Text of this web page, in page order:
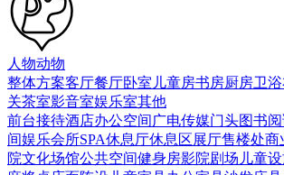
人物动物
整体方案客厅餐厅卧室 儿童房书房厨房卫浴
关茶室影音室娱乐室其他
前台接待酒店办公空间 广电传媒门头图书
间娱乐会所SPA休息厅休息区展厅售楼处商
院文化场馆公共空间健身房影院剧场 儿童